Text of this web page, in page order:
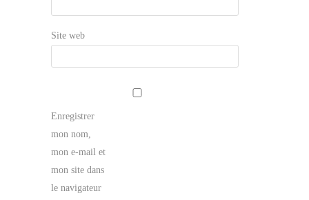
Site web
Enregistrer
mon nom,
mon e-mail et
mon site dans
le navigateur